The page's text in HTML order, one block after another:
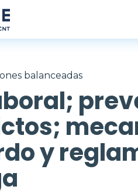
balanceadas
y